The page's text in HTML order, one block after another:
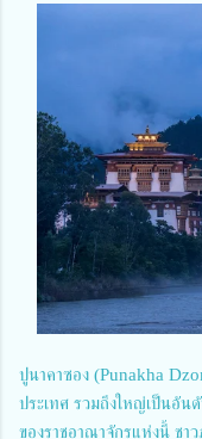
ปูนาคาซอง (Punakha
ประเทศ รวมถึงใหญ่เป็นอัน
ของราชอาณาจักรแห่งนี้ ชาว